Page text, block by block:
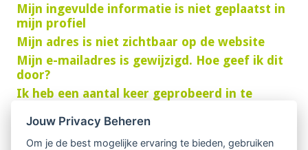
Mijn ingevulde informatie is niet geplaatst in
mijn profiel
Mijn adres is niet zichtbaar op de website
Mijn e-mailadres is gewijzigd. Hoe geef ik dit
door?
Ik heb een aantal keer geprobeerd in te
Ik heb mij aangemeld als lid maar zie mijn
profiel niet bij "Zoek een begeleider"
Jouw Privacy Beheren
Om je de best mogelijke ervaring te bieden, gebruiken